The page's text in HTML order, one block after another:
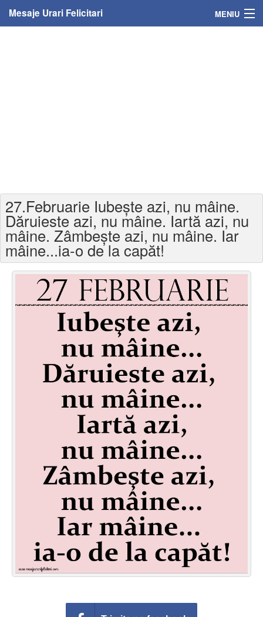
Mesaje Urari Felicitari MENIU
Felicitari varsta
Felicitari zilele anului
Felicitari zile saptamana
Felicitari muzicale
Felicitari muzicale personalizate
Felicitari animate
Invitatii personalizate
Conecteaza-te
27.Februarie Iubeşte azi, nu mâine.
Dăruieste azi, nu mâine. Iartă azi, nu
mâine. Zâmbeşte azi, nu mâine. Iar
mâine...ia-o de la capăt!